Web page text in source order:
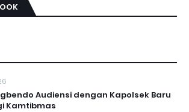
Audiensi dengan Kapolsek Baru
Kamtibmas